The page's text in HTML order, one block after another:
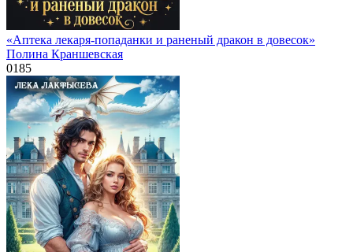
«Аптека лекаря-попаданки и раненый дракон в довесок»
Полина Краншевская
0185